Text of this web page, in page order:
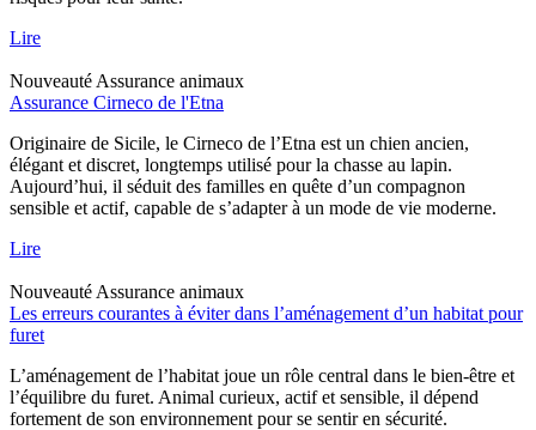
Lire
Nouveauté Assurance animaux
Assurance Cirneco de l'Etna
Originaire de Sicile, le Cirneco de l’Etna est un chien ancien,
élégant et discret, longtemps utilisé pour la chasse au lapin.
Aujourd’hui, il séduit des familles en quête d’un compagnon
sensible et actif, capable de s’adapter à un mode de vie moderne.
Lire
Nouveauté Assurance animaux
Les erreurs courantes à éviter dans l’aménagement d’un habitat pour
furet
L’aménagement de l’habitat joue un rôle central dans le bien-être et
l’équilibre du furet. Animal curieux, actif et sensible, il dépend
fortement de son environnement pour se sentir en sécurité.